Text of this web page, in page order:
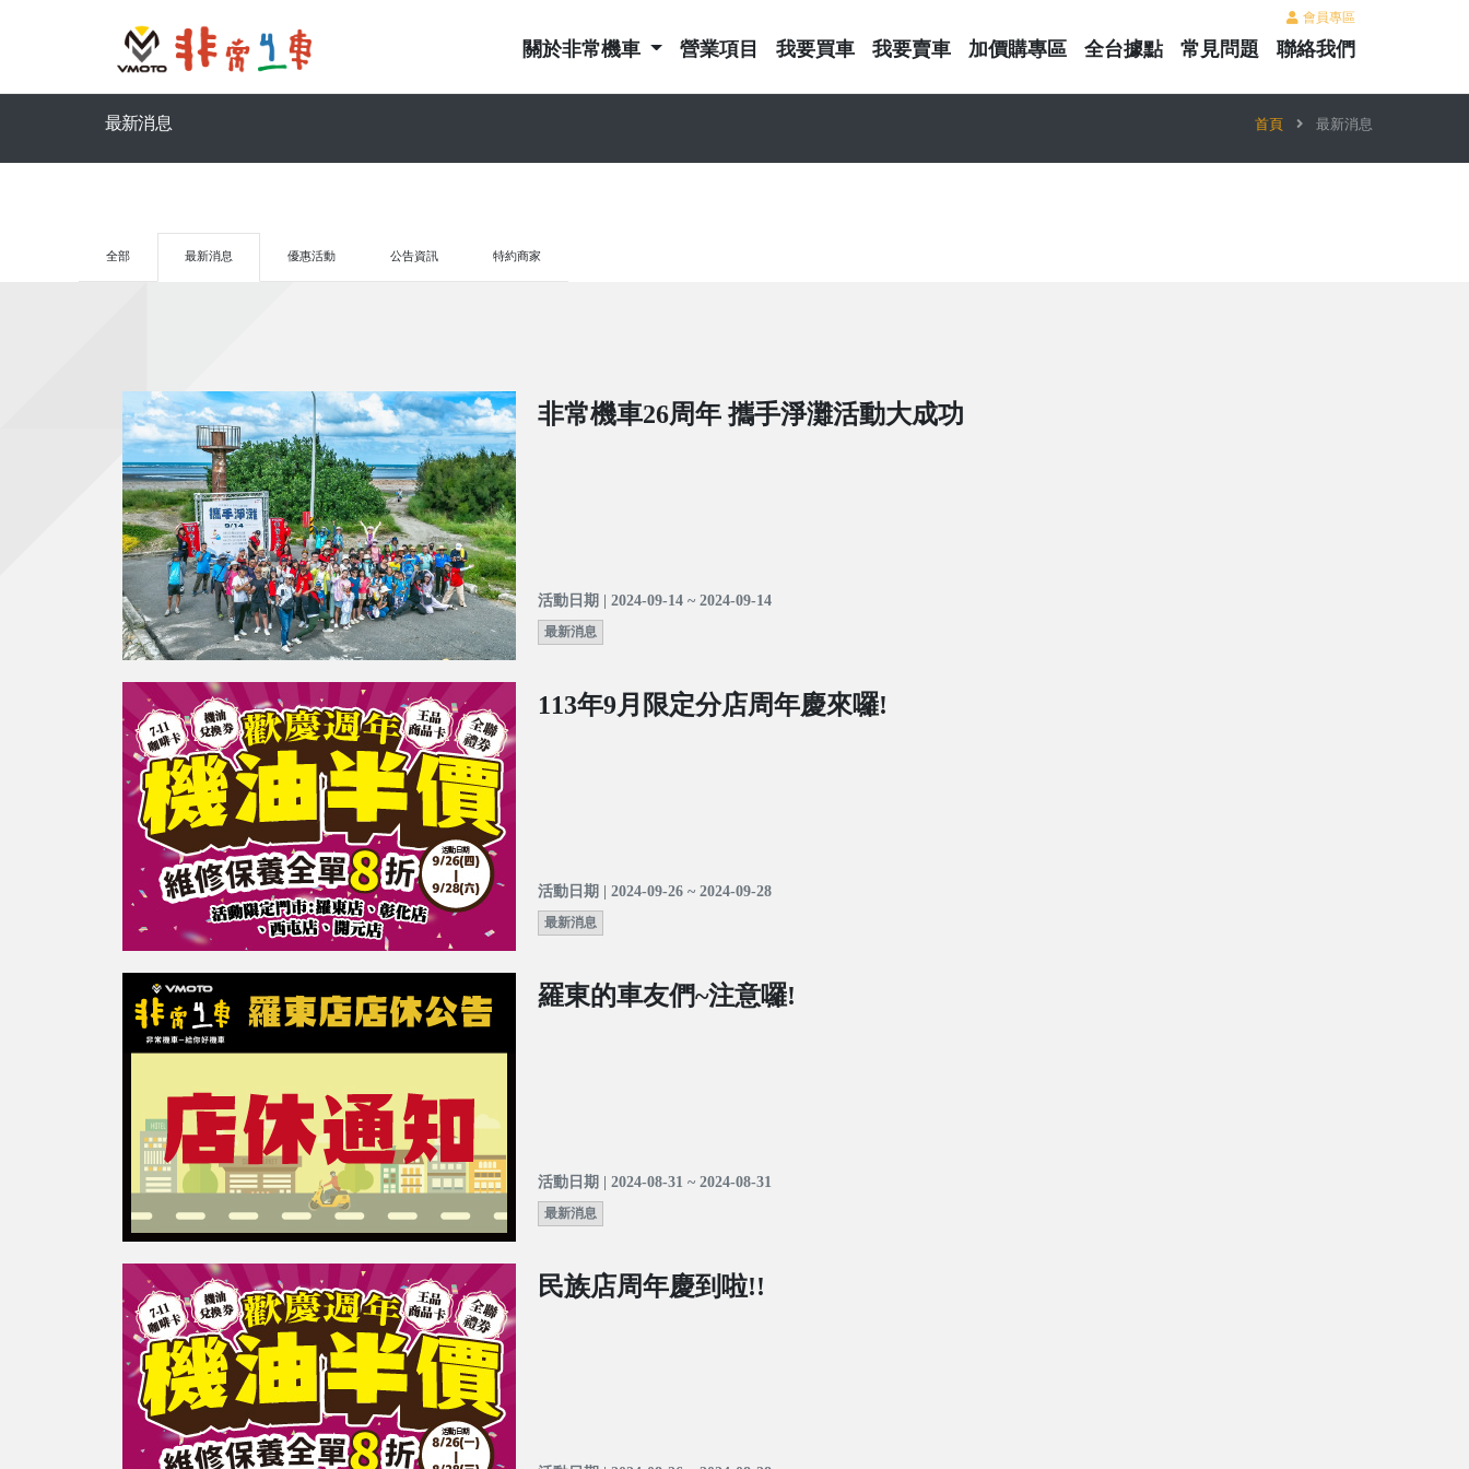
會員專區
關於非常機車 營業項目 我要買車 我要賣車 加價購專區 全台據點 常見問題 聯絡我們
最新消息 首頁 最新消息
全部 最新消息 優惠活動 公告資訊 特約商家
非常機車26周年 攜手淨灘活動大成功
活動日期 | 2024-09-14 ~ 2024-09-14
最新消息
113年9月限定分店周年慶來囉!
活動日期 | 2024-09-26 ~ 2024-09-28
最新消息
羅東的車友們~注意囉!
活動日期 | 2024-08-31 ~ 2024-08-31
最新消息
民族店周年慶到啦!!